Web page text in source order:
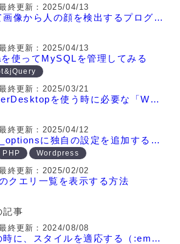
終更新：2025/04/13
機械学習を用いて画像から人の顔を検出するプログラム
終更新：2025/04/13
使ってMySQLを管理してみる
終更新：2025/03/21
WindowsでDockerDesktopを使う時に必要な「WSLコマンド」とは
終更新：2025/04/12
WordPressのwp_optionsに独自の設定を追加する方法
PHP Wordpress
終更新：2025/02/02
クエリ一覧を表示する方法
記事
終更新：2024/08/08
要素の中身が空の時に、スタイルを適応する（:empty）